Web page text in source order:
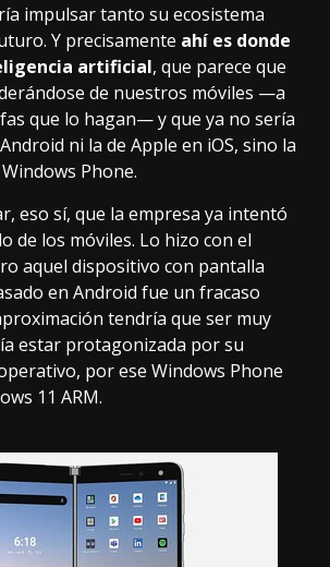
impulsar tanto su ecosistema
Y precisamente ahí es donde
artificial, que parece que
de nuestros móviles —a
que lo hagan— y que ya no sería
ni la de Apple en iOS, sino la
Phone.
eso sí, que la empresa ya intentó
de los móviles. Lo hizo con el
aquel dispositivo con pantalla
en Android fue un fracaso
tendría que ser muy
estar protagonizada por su
por ese Windows Phone
11 ARM.